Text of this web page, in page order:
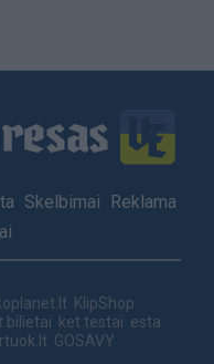
Skelbimai
Reklama
KlipShop
bilietai ket testai esta
GOSAVY